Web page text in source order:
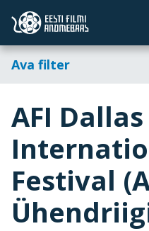
Ava filter
AFI Dallas
Festival